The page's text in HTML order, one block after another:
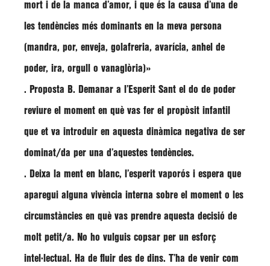
mort i de la manca d’amor, i que és la causa d’una de
les tendències més dominants en la meva persona
(mandra, por, enveja, golafreria, avarícia, anhel de
poder, ira, orgull o vanaglòria)»
. Proposta B. Demanar a l’Esperit Sant el do de poder
reviure el moment en què vas fer el propòsit infantil
que et va introduir en aquesta dinàmica negativa de ser
dominat/da per una d’aquestes tendències.
. Deixa la ment en blanc, l’esperit vaporós i espera que
aparegui alguna vivència interna sobre el moment o les
circumstàncies en què vas prendre aquesta decisió de
molt petit/a. No ho vulguis copsar per un esforç
intel·lectual. Ha de fluir des de dins. T’ha de venir com